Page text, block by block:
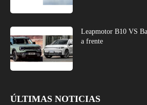
Leapmotor B10 VS
a frente
ÚLTIMAS NOTICIAS